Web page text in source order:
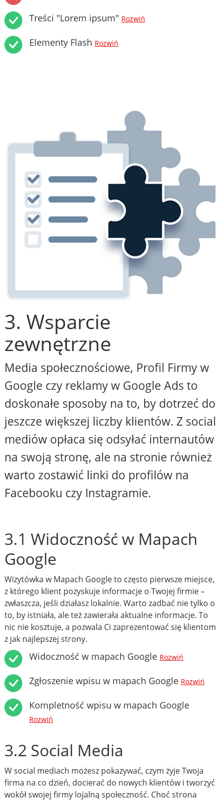
Treści "Lorem ipsum" Rozwiń
Elementy Flash Rozwiń
3. Wsparcie
zewnętrzne
Media społecznościowe, Profil Firmy w
Google czy reklamy w Google Ads to
doskonałe sposoby na to, by dotrzeć do
jeszcze większej liczby klientów. Z social
mediów opłaca się odsyłać internautów
na swoją stronę, ale na stronie również
warto zostawić linki do profilów na
Facebooku czy Instagramie.
3.1 Widoczność w Mapach
Google
Wizytówka w Mapach Google to często pierwsze miejsce,
z którego klient pozyskuje informacje o Twojej firmie –
zwłaszcza, jeśli działasz lokalnie. Warto zadbać nie tylko o
to, by istniała, ale też zawierała aktualne informacje. To
nic nie kosztuje, a pozwala Ci zaprezentować się klientom
z jak najlepszej strony.
Widoczność w mapach Google Rozwiń
Zgłoszenie wpisu w mapach Google Rozwiń
Kompletność wpisu w mapach Google
Rozwiń
3.2 Social Media
W social mediach możesz pokazywać, czym żyje Twoja
firma na co dzień, docierać do nowych klientów i tworzyć
wokół swojej firmy lojalną społeczność. Choć strona